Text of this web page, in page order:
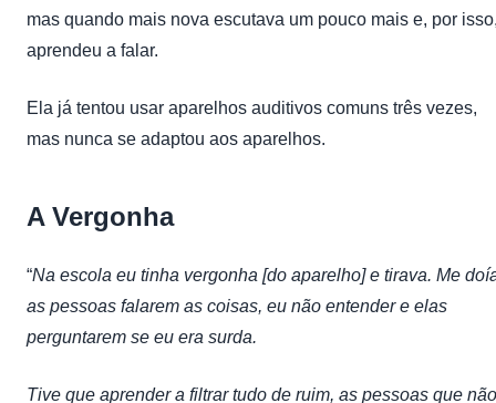
mas quando mais nova escutava um pouco mais e, por
aprendeu a falar.
Ela já tentou usar aparelhos auditivos comuns três vezes,
mas nunca se adaptou aos aparelhos.
A Vergonha
“Na escola eu tinha vergonha [do aparelho] e tirava. Me
as pessoas falarem as coisas, eu não entender e elas
perguntarem se eu era surda.
Tive que aprender a filtrar tudo de ruim, as pessoas que não